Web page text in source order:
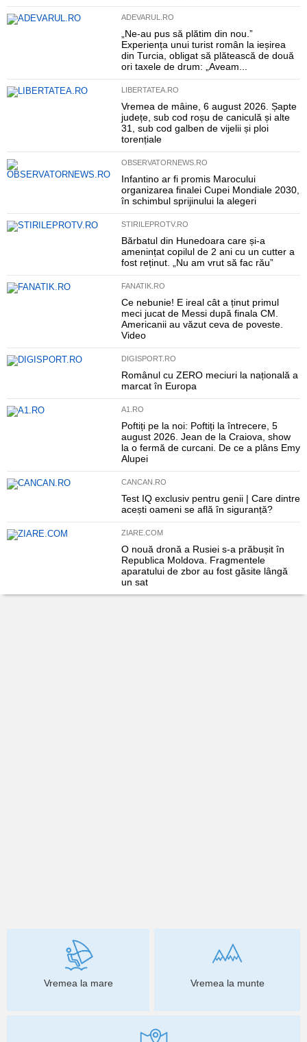
ADEVARUL.RO
„Ne-au pus să plătim din nou.”
Experiența unui turist român la ieșirea
din Turcia, obligat să plătească de două
ori taxele de drum: „Aveam...
LIBERTATEA.RO
Vremea de mâine, 6 august 2026. Șapte
județe, sub cod roșu de caniculă și alte
31, sub cod galben de vijelii și ploi
torențiale
OBSERVATORNEWS.RO
Infantino ar fi promis Marocului
organizarea finalei Cupei Mondiale 2030,
în schimbul sprijinului la alegeri
STIRILEPROTV.RO
Bărbatul din Hunedoara care și-a
amenințat copilul de 2 ani cu un cutter a
fost reținut. „Nu am vrut să fac rău”
FANATIK.RO
Ce nebunie! E ireal cât a ținut primul
meci jucat de Messi după finala CM.
Americanii au văzut ceva de poveste.
Video
DIGISPORT.RO
Românul cu ZERO meciuri la națională a
marcat în Europa
A1.RO
Poftiți pe la noi: Poftiți la întrecere, 5
august 2026. Jean de la Craiova, show
la o fermă de curcani. De ce a plâns Emy
Alupei
CANCAN.RO
Test IQ exclusiv pentru genii | Care dintre
acești oameni se află în siguranță?
ZIARE.COM
O nouă dronă a Rusiei s-a prăbușit în
Republica Moldova. Fragmentele
aparatului de zbor au fost găsite lângă
un sat
Vremea la mare Vremea la munte